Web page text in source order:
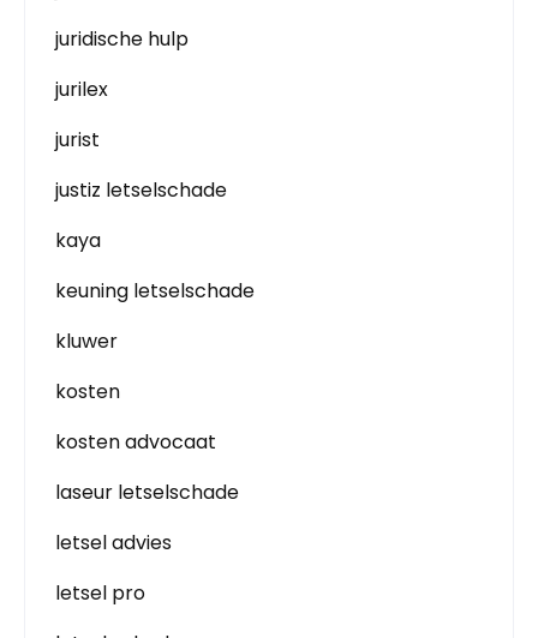
juridische hulp
jurilex
jurist
justiz letselschade
kaya
keuning letselschade
kluwer
kosten
kosten advocaat
laseur letselschade
letsel advies
letsel pro